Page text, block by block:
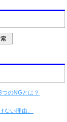
のNGとは？
ない理由。